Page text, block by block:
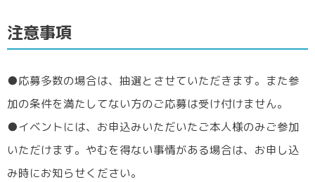
注意事項
●応募多数の場合は、抽選とさせていただきます。また参
加の条件を満たしてない方のご応募は受け付けません。
●イベントには、お申込みいただいたご本人様のみご参加
いただけます。やむを得ない事情がある場合は、お申し込
み時にお知らせください。